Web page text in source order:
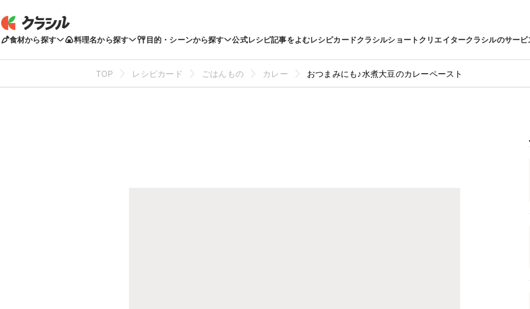
食材から探す 料理名から探す 目的・シーンから探す 公式レシピ記事をよむレシピカードクラシルショートクリエイタークラシルのサービ
TOP レシピカード ごはんもの カレー おつまみにも♪水煮大豆のカレーペースト